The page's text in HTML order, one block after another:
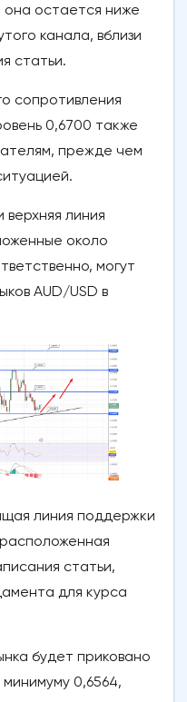
она остается ниже
канала, вблизи
статьи.
сопротивления
0,6700 также
прежде чем
линия
около
могут
AUD/USD в
линия поддержки
статьи,
для курса
будет приковано
0,6564,